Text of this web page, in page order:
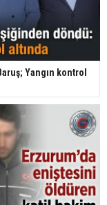
Yangın kontrol